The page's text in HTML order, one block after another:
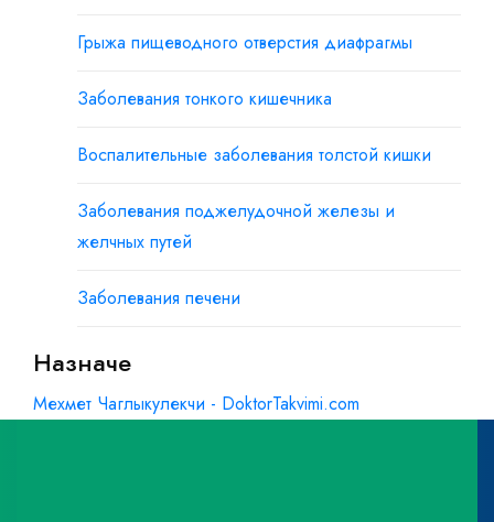
Грыжа пищеводного отверстия диафрагмы
Заболевания тонкого кишечника
Воспалительные заболевания толстой кишки
Заболевания поджелудочной железы и
желчных путей
Заболевания печени
Назначе
Мехмет Чаглыкулекчи - DoktorTakvimi.com